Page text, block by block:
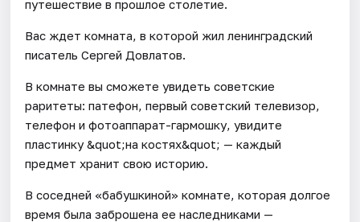
путешествие в прошлое столетие.
Вас ждет комната, в которой жил ленинградский
писатель Сергей Довлатов.
В комнате вы сможете увидеть советские
раритеты: патефон, первый советский телевизор,
телефон и фотоаппарат-гармошку, увидите
пластинку &quot;на костях&quot; — каждый
предмет хранит свою историю.
В соседней «бабушкиной» комнате, которая долгое
время была заброшена ее наследниками —